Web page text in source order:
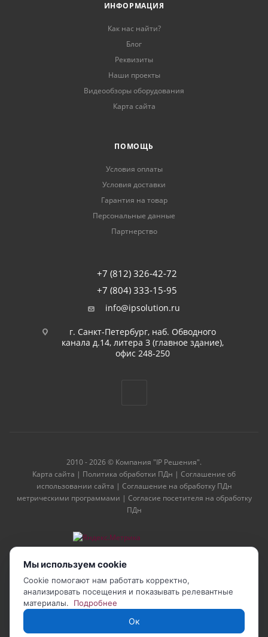
ИНФОРМАЦИЯ
Как нас найти?
Блог
Реквизиты
Наши проекты
Видеообзоры оборудования
Карта сайта
ПОМОЩЬ
Условия оплаты
Условия доставки
Гарантия на товар
Персональные данные
Партнерство
+7 (812) 326-42-72
+7 (804) 333-15-95
info@ipsolution.ru
г. Санкт-Петербург, наб. Обводного
канала д.14, литера З (главное здание),
офис 248-250
2010 - 2026 © Компания "IP Решения".
Карта сайта | Политика обработки ПДн | Соглашение об
использовании сайта | Соглашение на обработку ПДн
метрическими программами | Согласие посетителя на обработку
ПДн
Мы используем cookie
Cookie помогают нам работать корректно,
анализировать посещения и показывать релевантные
материалы.
Подробнее
Ок